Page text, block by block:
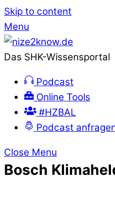
Skip to content
Menu
Das SHK-Wissensportal
Podcast
Online Tools
#HZBAL
Podcast
Close Menu
Bosch